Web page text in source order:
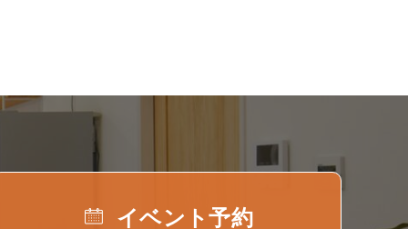
イベント予約